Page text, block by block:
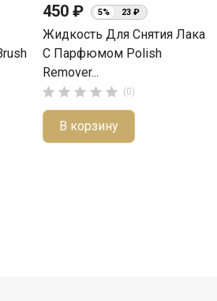
450 ₽ 5% 23 ₽
Жидкость Для Снятия Лака
С Парфюмом Polish
Remover...
     (0)
В корзину